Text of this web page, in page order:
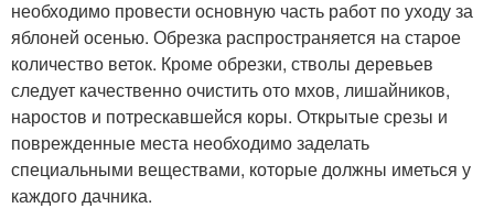
необходимо провести основную часть работ по уходу за
яблоней осенью. Обрезка распространяется на старое
количество веток. Кроме обрезки, стволы деревьев
следует качественно очистить ото мхов, лишайников,
наростов и потрескавшейся коры. Открытые срезы и
поврежденные места необходимо заделать
специальными веществами, которые должны иметься у
каждого дачника.